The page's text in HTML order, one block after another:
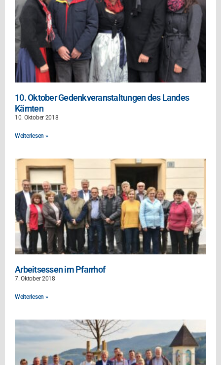
10. Oktober Gedenkveranstaltungen des Landes
Kärnten
10. Oktober 2018
Weiterlesen »
Arbeitsessen im Pfarrhof
7. Oktober 2018
Weiterlesen »